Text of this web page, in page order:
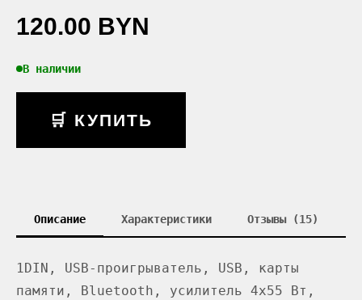
120.00 BYN
В наличии
🛒 КУПИТЬ
Описание Характеристики Отзывы (15)
1DIN, USB-проигрыватель, USB, карты
памяти, Bluetooth, усилитель 4x55 Вт,